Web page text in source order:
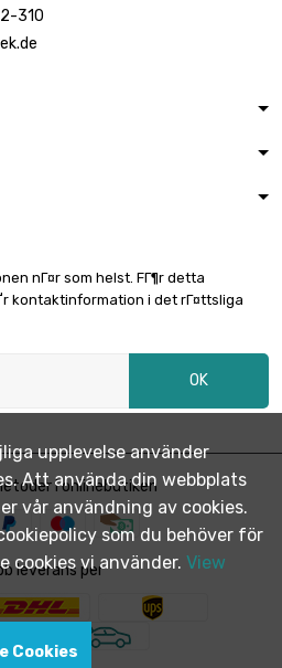
310
nГ¤r som helst. FГ¶r detta
kontaktinformation i det rГ¤ttsliga
OK
i onlinebutiken
leverans per
upplevelse använder
Att använda din webbplats
vår användning av cookies.
som du behöver för
cookies vi använder. View
Cookies